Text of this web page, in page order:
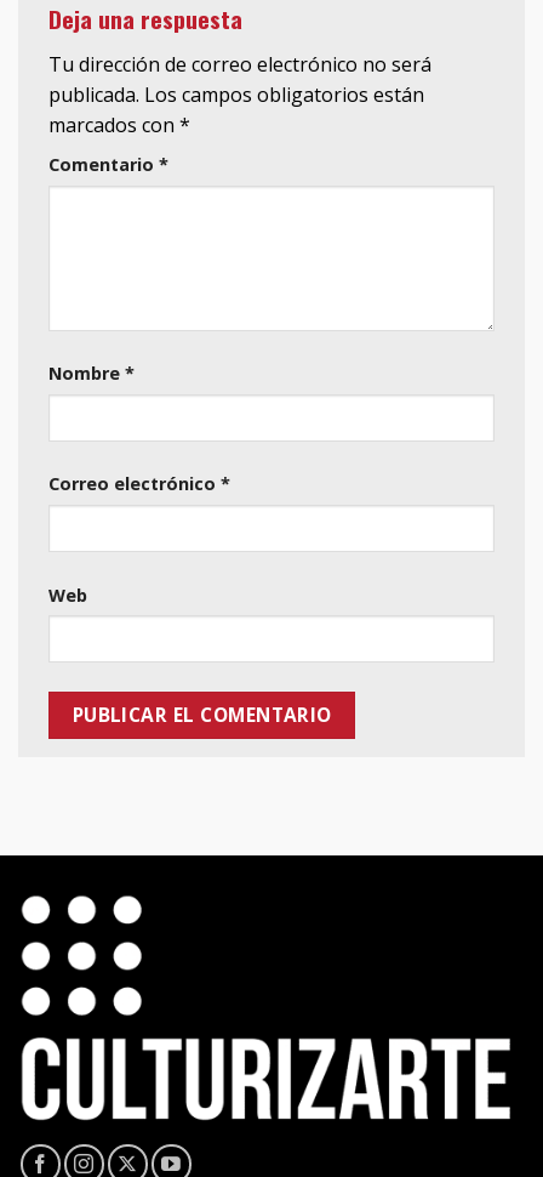
Deja una respuesta
Tu dirección de correo electrónico no será
publicada. Los campos obligatorios están
marcados con *
Comentario *
Nombre *
Correo electrónico *
Web